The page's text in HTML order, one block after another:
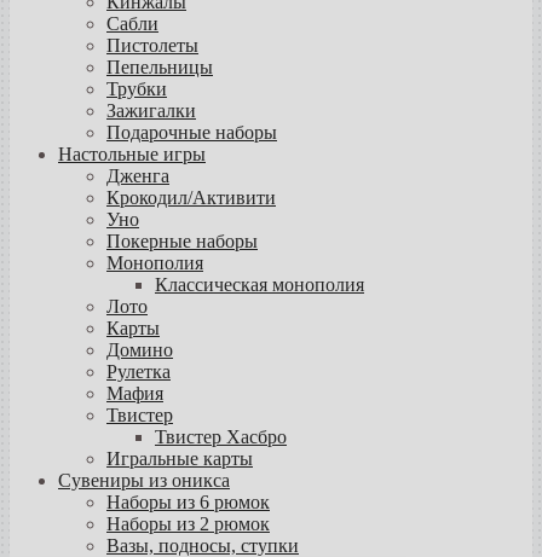
Сабли
Пистолеты
Пепельницы
Трубки
Зажигалки
Подарочные наборы
Настольные игры
Дженга
Крокодил/Активити
Уно
Покерные наборы
Монополия
Классическая монополия
Лото
Карты
Домино
Рулетка
Мафия
Твистер
Твистер Хасбро
Игральные карты
Сувениры из оникса
Наборы из 6 рюмок
Наборы из 2 рюмок
Вазы, подносы, ступки